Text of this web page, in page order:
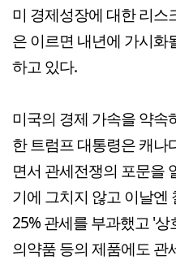
미 경제성장에 대한 리스
은 이르면 내년에 가시화
하고 있다.
미국의 경제 가속을 약속
한 트럼프 대통령은 캐나
면서 관세전쟁의 포문을
기에 그치지 않고 이날엔
25% 관세를 부과했고 '
의약품 등의 제품에도 관